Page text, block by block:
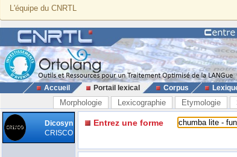
L'équipe du CNRTL
Accueil Portail lexical Corpus
Morphologie Lexicographie Etymologie
Dicosyn
CRISCO
Entrez une forme